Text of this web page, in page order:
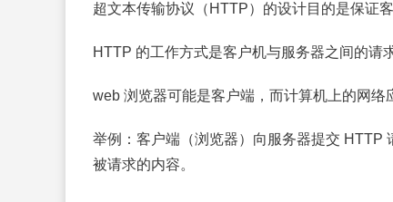
超文本传输协议（HTTP）的设计目的是保证
HTTP 的工作方式是客户机与服务器之间的请
web 浏览器可能是客户端，而计算机上的网络
举例：客户端（浏览器）向服务器提交 HTTP
被请求的内容。